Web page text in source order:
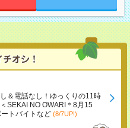
＆電話なし！ゆっくりの11時
SEKAI NO OWARI＊8月15
トバイトなど (8/7UP!)